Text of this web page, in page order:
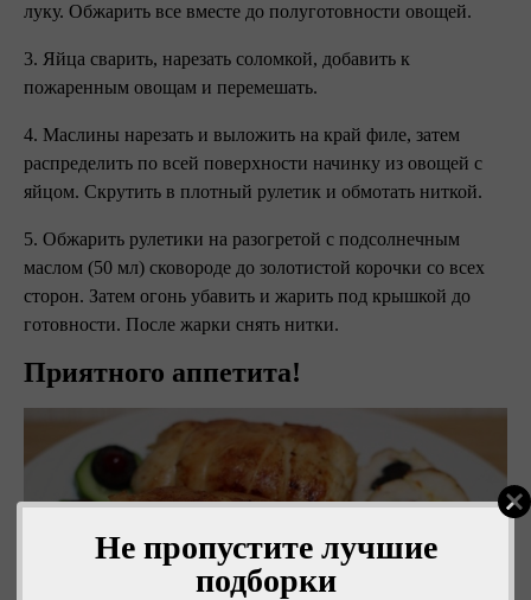
Не пропустите лучшие
подборки
луку. Обжарить все вместе до полуготовности овощей.
3. Яйца сварить, нарезать соломкой, добавить к
пожаренным овощам и перемешать.
4. Маслины нарезать и выложить на край филе, затем
распределить по всей поверхности начинку из овощей с
яйцом. Скрутить в плотный рулетик и обмотать ниткой.
5. Обжарить рулетики на разогретой с подсолнечным
маслом (50 мл) сковороде до золотистой корочки со всех
сторон. Затем огонь убавить и жарить под крышкой до
готовности. После жарки снять нитки.
Приятного аппетита!